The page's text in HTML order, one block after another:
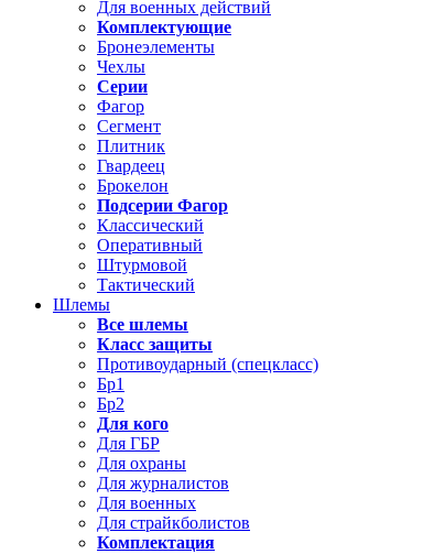
Для военных действий
Комплектующие
Бронеэлементы
Чехлы
Серии
Фагор
Сегмент
Плитник
Гвардеец
Брокелон
Подсерии Фагор
Классический
Оперативный
Штурмовой
Тактический
Шлемы
Все шлемы
Класс защиты
Противоударный (спецкласс)
Бр1
Бр2
Для кого
Для ГБР
Для охраны
Для журналистов
Для военных
Для страйкболистов
Комплектация